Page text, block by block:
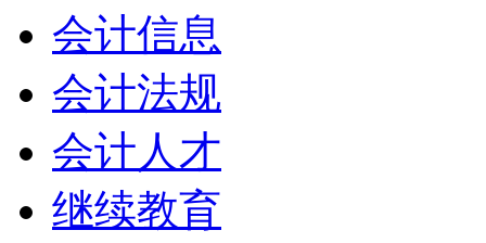
会计信息
会计法规
会计人才
继续教育